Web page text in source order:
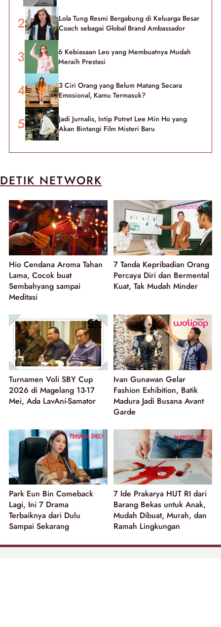
Lola Tung Resmi Bergabung di Keluarga Besar
Coach sebagai Global Brand Ambassador
6 Kebiasaan Leo yang Membuatnya Mudah
Meraih Prestasi
3 Ciri Orang yang Belum Matang Secara
Emosional, Kamu Termasuk?
Jadi Jurnalis, Intip Potret Lee Min Ho yang
Akan Bintangi Film Misteri Baru
DETIK NETWORK
Hio Cendana Aroma Tahan
Lama, Cocok buat
Sembahyang sampai
Meditasi
7 Tanda Kepribadian Orang
Percaya Diri dan Bermental
Kuat, Tak Mudah Minder
Turnamen Voli SBY Cup
2026 di Magelang 13-17
Mei, Ada LavAni-Samator
Ivan Gunawan Gelar
Fashion Exhibition, Batik
Madura Jadi Busana Avant
Garde
Park Eun Bin Comeback
Lagi, Ini 7 Drama
Terbaiknya dari Dulu
Sampai Sekarang
7 Ide Prakarya HUT RI dari
Barang Bekas untuk Anak,
Mudah Dibuat, Murah, dan
Ramah Lingkungan